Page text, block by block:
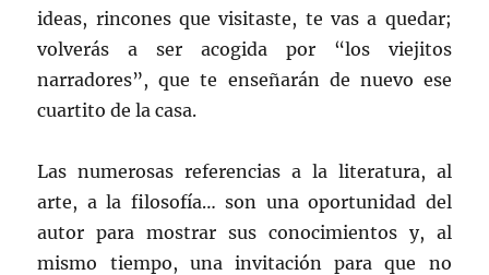
ideas, rincones que visitaste, te vas a quedar;
volverás a ser acogida por “los viejitos
narradores”, que te enseñarán de nuevo ese
cuartito de la casa.
Las numerosas referencias a la literatura, al
arte, a la filosofía… son una oportunidad del
autor para mostrar sus conocimientos y, al
mismo tiempo, una invitación para que no